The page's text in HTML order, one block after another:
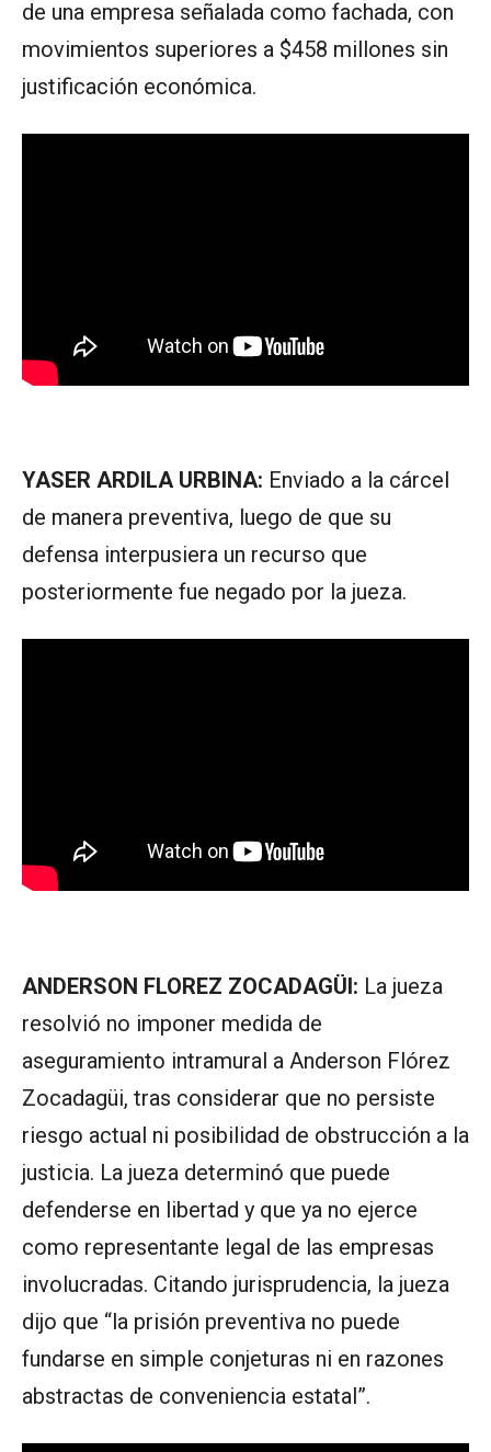
de una empresa señalada como fachada, con
movimientos superiores a $458 millones sin
justificación económica.
YASER ARDILA URBINA: Enviado a la cárcel
de manera preventiva, luego de que su
defensa interpusiera un recurso que
posteriormente fue negado por la jueza.
ANDERSON FLOREZ ZOCADAGÜI: La jueza
resolvió no imponer medida de
aseguramiento intramural a Anderson Flórez
Zocadagüi, tras considerar que no persiste
riesgo actual ni posibilidad de obstrucción a la
justicia. La jueza determinó que puede
defenderse en libertad y que ya no ejerce
como representante legal de las empresas
involucradas. Citando jurisprudencia, la jueza
dijo que “la prisión preventiva no puede
fundarse en simple conjeturas ni en razones
abstractas de conveniencia estatal”.